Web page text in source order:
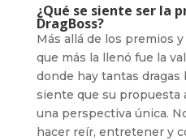
¿Qué se siente ser la
DragBoss?
Más allá de los premios
que más la llenó fue la
donde hay tantas
siente que su propuesta
una perspectiva única.
hacer reír, entretener y